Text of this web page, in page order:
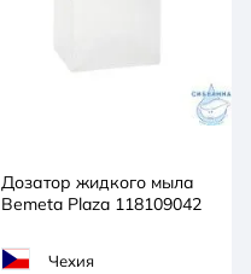
Дозатор жидкого мыла
Bemeta Plaza 118109042
Чехия